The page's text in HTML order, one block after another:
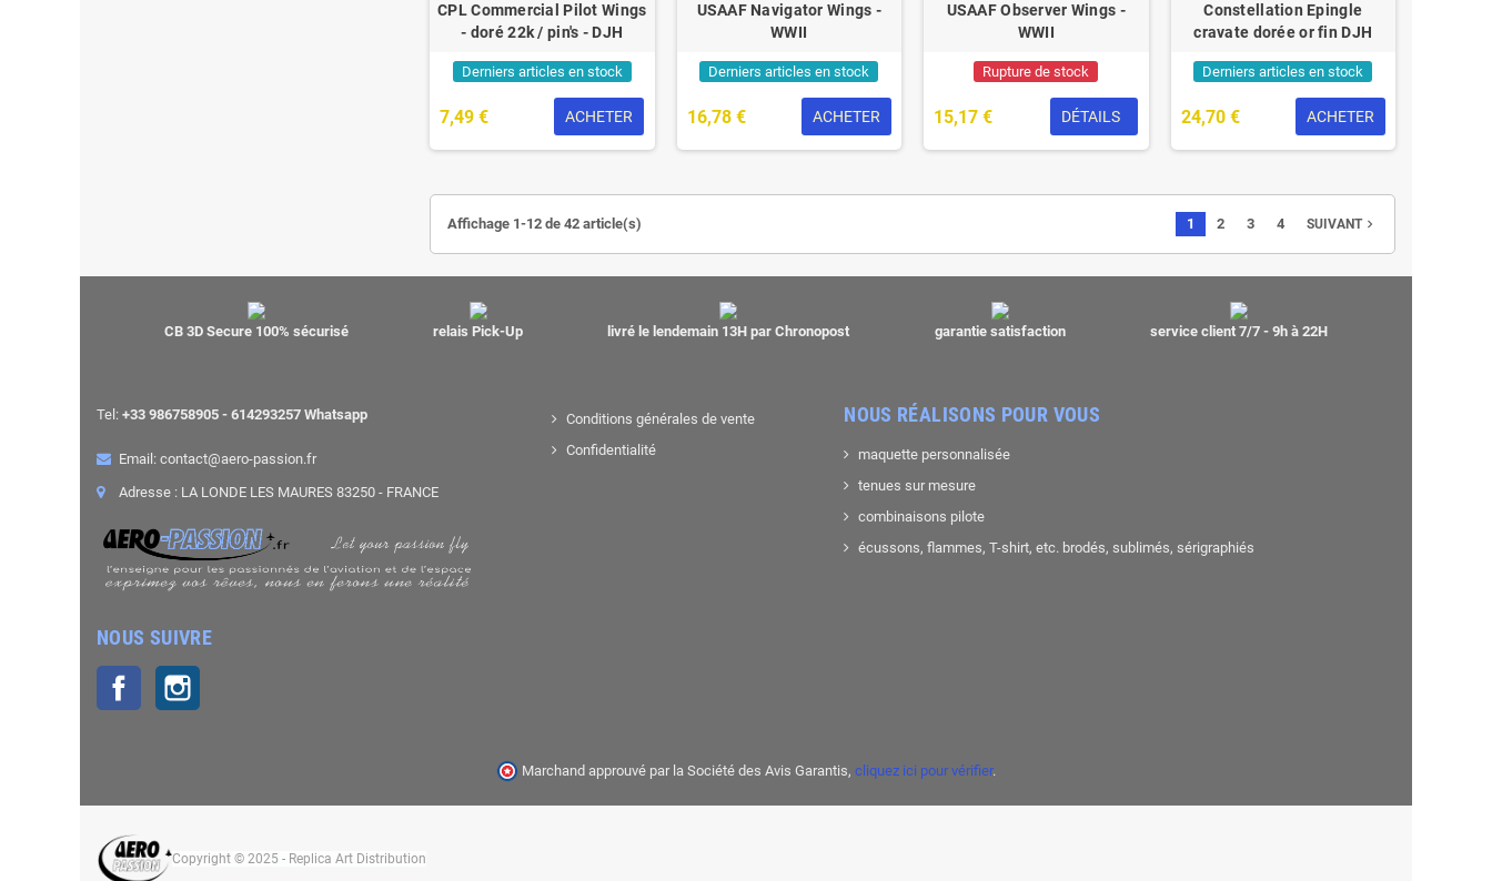
CPL Commercial Pilot Wings
- doré 22k / pin's - DJH
Derniers articles en stock
7,49 € ACHETER
USAAF Navigator Wings -
WWII
Derniers articles en stock
16,78 € ACHETER
USAAF Observer Wings -
WWII
Rupture de stock
15,17 € DÉTAILS
Constellation Epingle
cravate dorée or fin DJH
Derniers articles en stock
24,70 € ACHETER
Affichage 1-12 de 42 article(s) 1 2 3 4 SUIVANTnavigate_next
CB 3D Secure 100% sécurisé relais Pick-Up livré le lendemain 13H par Chronopost garantie satisfaction service client 7/7 - 9h à 22H
Tel: +33 986758905 - 614293257 Whatsapp
Email: contact@aero-passion.fr
Adresse : LA LONDE LES MAURES 83250 - FRANCE
NOUS SUIVRE
Facebook
Conditions générales de vente
Confidentialité
NOUS RÉALISONS POUR VOUS
maquette personnalisée
tenues sur mesure
combinaisons pilote
écussons, flammes, T-shirt, etc. brodés, sublimés, sérigraphiés
Marchand approuvé par la Société des Avis Garantis, cliquez ici pour vérifier.
Copyright © 2025 - Replica Art Distribution